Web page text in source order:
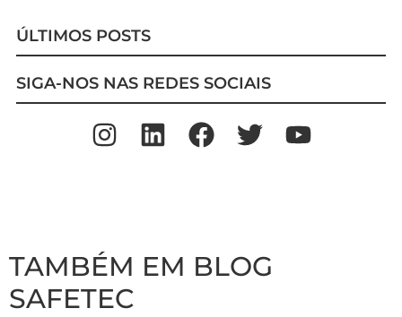
ÚLTIMOS POSTS
SIGA-NOS NAS REDES SOCIAIS
TAMBÉM EM BLOG
SAFETEC